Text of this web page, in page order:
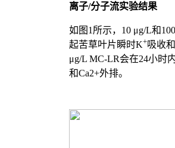
离子/分子流实验结果
如图1所示，10 μg/L和
起苦草叶片瞬时K+吸收
μg/L MC-LR会在24小时
和Ca2+外排。